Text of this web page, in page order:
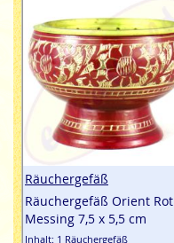
Räuchergefäß
Räuchergefäß Orient Rot
Messing 7,5 x 5,5 cm
Inhalt: 1 Räuchergefäß